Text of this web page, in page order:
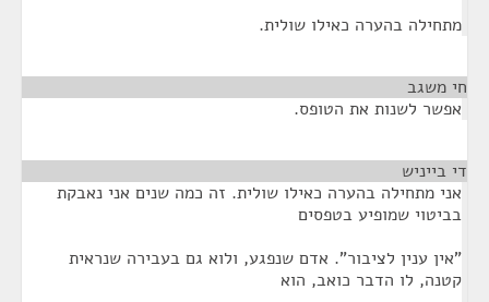
מתחילה בהערה כאילו שולית.
חי משגב
אפשר לשנות את הטופס.
די בייניש
אני מתחילה בהערה כאילו שולית. זה כמה שנים אני נאבקת
בביטוי שמופיע בטפסים
"אין ענין לציבור". אדם שנפגע, ולוא גם בעבירה שנראית
קטנה, לו הדבר כואב, הוא